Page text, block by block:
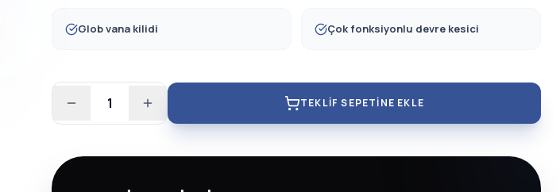
Glob vana kilidi Çok fonksiyonlu devre kesici
1 TEKLIF SEPETINE EKLE